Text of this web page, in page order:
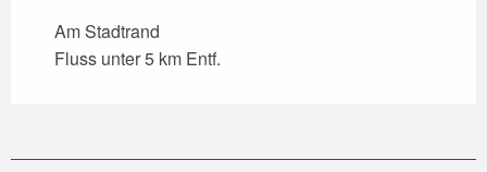
Am Stadtrand
Fluss unter 5 km Entf.